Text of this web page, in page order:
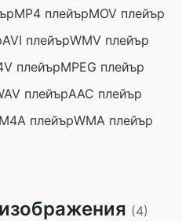
MP4 плейърMOV плейър
AVI плейърWMV плейър
плейърMPEG плейър
плейърAAC плейър
M4A плейърWMA плейър
(4)